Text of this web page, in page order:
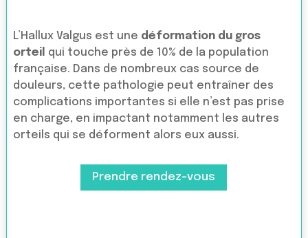
L’Hallux Valgus est une déformation du gros
orteil qui touche près de 10% de la population
française. Dans de nombreux cas source de
douleurs, cette pathologie peut entraîner des
complications importantes si elle n’est pas prise
en charge, en impactant notamment les autres
orteils qui se déforment alors eux aussi.
Prendre rendez-vous